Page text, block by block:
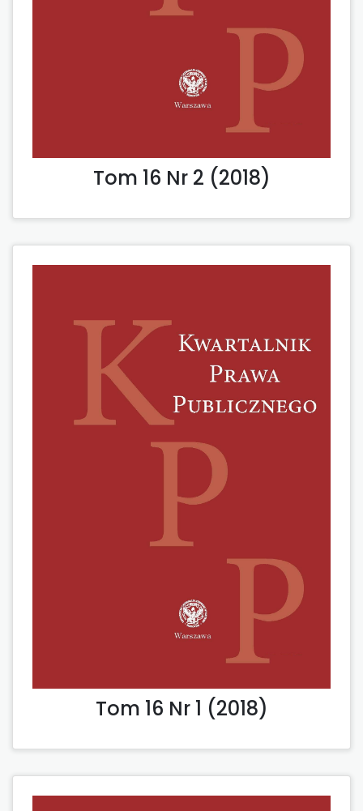
Tom 16 Nr 2 (2018)
Tom 16 Nr 1 (2018)